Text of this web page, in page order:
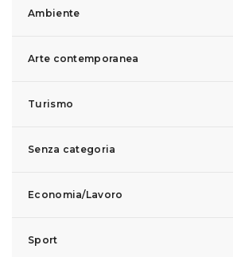
Ambiente
Arte contemporanea
Turismo
Senza categoria
Economia/Lavoro
Sport